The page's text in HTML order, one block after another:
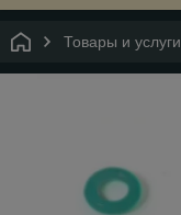
Товары и услуги